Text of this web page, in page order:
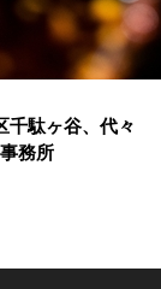
千駄ヶ谷、代々
務所